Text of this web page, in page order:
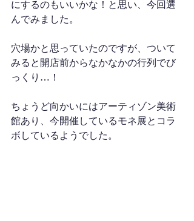
にするのもいいかな！と思い、今回選
んでみました。
穴場かと思っていたのですが、ついて
みると開店前からなかなかの行列でび
っくり…！
ちょうど向かいにはアーティゾン美術
館あり、今開催しているモネ展とコラ
ボしているようでした。